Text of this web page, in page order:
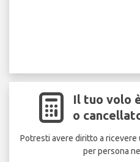
Il tuo volo
o
Potresti avere diritto a ricevere
per persona